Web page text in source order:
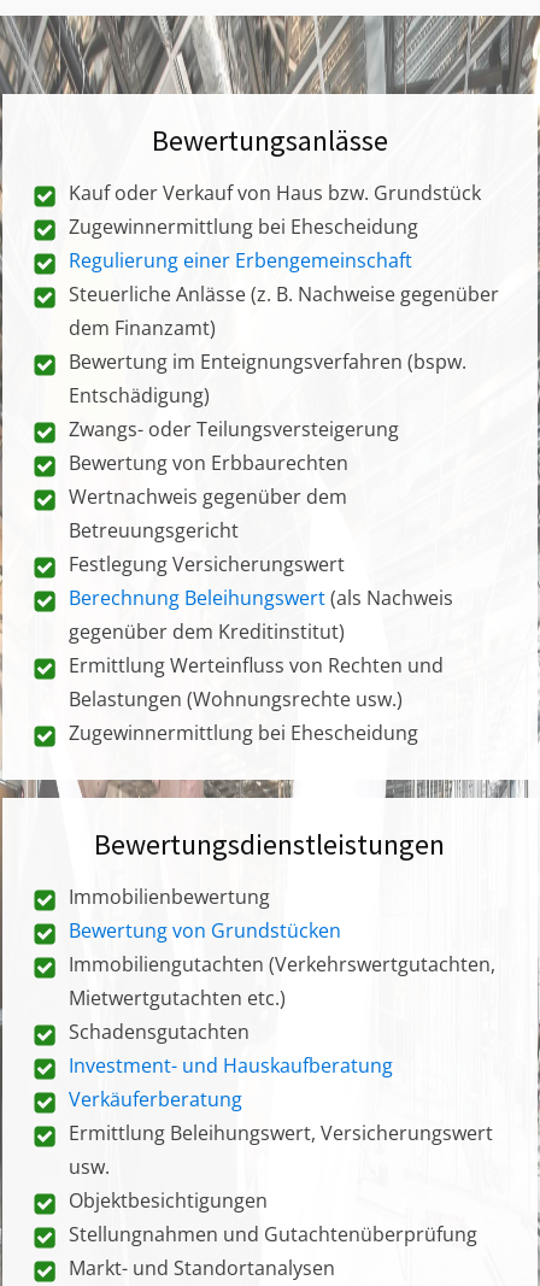
Bewertungsanlässe
Kauf oder Verkauf von Haus bzw. Grundstück
Zugewinnermittlung bei Ehescheidung
Regulierung einer Erbengemeinschaft
Steuerliche Anlässe (z. B. Nachweise gegenüber
dem Finanzamt)
Bewertung im Enteignungsverfahren (bspw.
Entschädigung)
Zwangs- oder Teilungsversteigerung
Bewertung von Erbbaurechten
Wertnachweis gegenüber dem
Betreuungsgericht
Festlegung Versicherungswert
Berechnung Beleihungswert(als Nachweis
gegenüber dem Kreditinstitut)
Ermittlung Werteinfluss von Rechten und
Belastungen (Wohnungsrechte usw.)
Zugewinnermittlung bei Ehescheidung
Bewertungsdienstleistungen
Immobilienbewertung
Bewertung von Grundstücken
Immobiliengutachten (Verkehrswertgutachten,
Mietwertgutachten etc.)
Schadensgutachten
Investment- und Hauskaufberatung
Verkäuferberatung
Ermittlung Beleihungswert, Versicherungswert
usw.
Objektbesichtigungen
Stellungnahmen und Gutachtenüberprüfung
Markt- und Standortanalysen